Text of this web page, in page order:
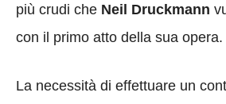
più crudi che Neil Druckmann
con il primo atto della sua opera.
La necessità di effettuare un